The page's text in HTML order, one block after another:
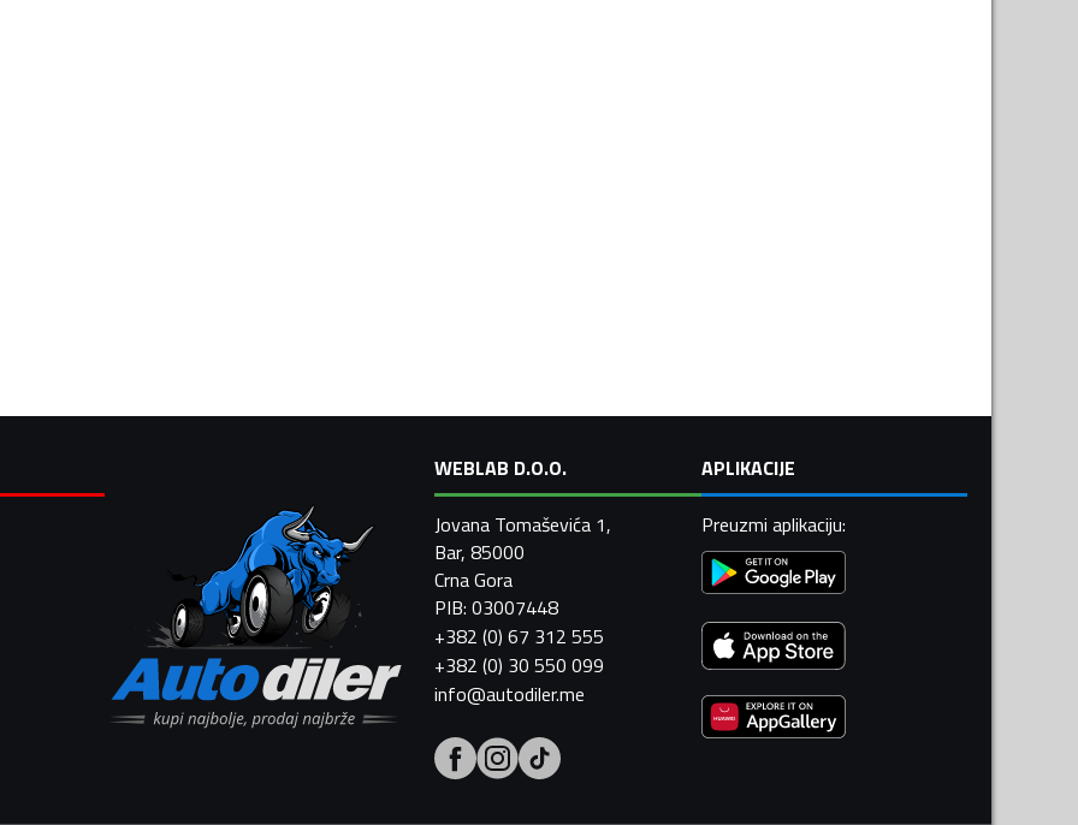
WEBLAB D.O.O.
Jovana Tomaševića 1,
Bar, 85000
Crna Gora
PIB: 03007448
+382 (0) 67 312 555
+382 (0) 30 550 099
info@autodiler.me
APLIKACIJE
Preuzmi aplikaciju: